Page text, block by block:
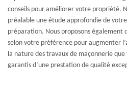
conseils pour améliorer votre propriété.
préalable une étude approfondie de
préparation. Nous proposons également
selon votre préférence pour augmenter
la nature des travaux de maçonnerie que
garantis d’une prestation de qualité